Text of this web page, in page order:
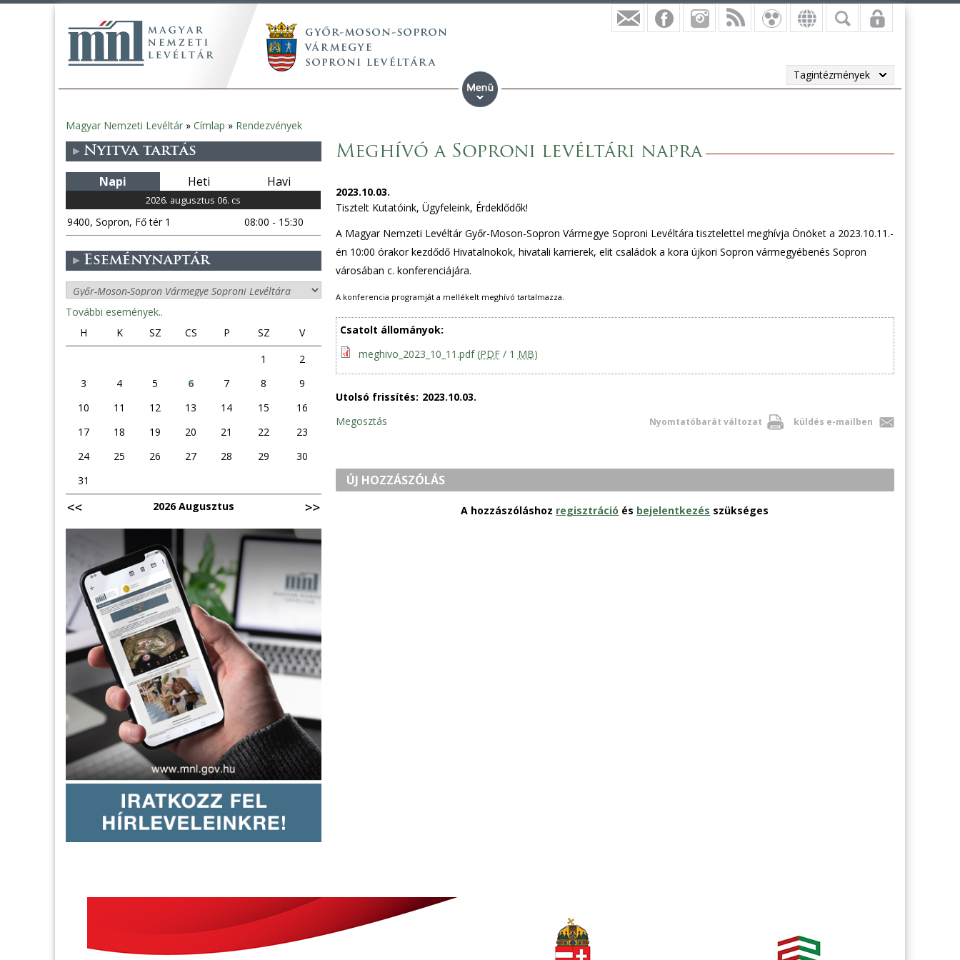
Tagintézmények
Jelenlegi
hely
Magyar Nemzeti Levéltár » Címlap » Rendezvények
Meghívó a Soproni levéltári napra
2023.10.03.
Tisztelt Kutatóink, Ügyfeleink, Érdeklődők!
A Magyar Nemzeti Levéltár Győr-Moson-Sopron Vármegye Soproni Levéltára tisztelettel meghívja Önöket a 2023.10.11.-
én 10:00 órakor kezdődő Hivatalnokok, hivatali karrierek, elit családok a kora újkori Sopron vármegyébenés Sopron
városában c. konferenciájára.
A konferencia programját a mellékelt meghívó tartalmazza.
Csatolt állományok:
meghivo_2023_10_11.pdf(PDF/ 1 MB)
Utolsó frissítés: 2023.10.03.
Nyomtatóbarát változat küldés e-mailben
Megosztás
ÚJ HOZZÁSZÓLÁS
A hozzászóláshoz regisztráció és bejelentkezés szükséges
Nyitva tartás
Napi Heti Havi
2026. augusztus 06. cs
9400, Sopron, Fő tér 1 08:00 - 15:30
Eseménynaptár
További események..
H
K SZ CS P SZ
V
1
2
3
4 5 6 7 8
9
10
11 12 13 14 15
16
17
18 19 20 21 22
23
24
25 26 27 28 29
30
31
2026 Augusztus